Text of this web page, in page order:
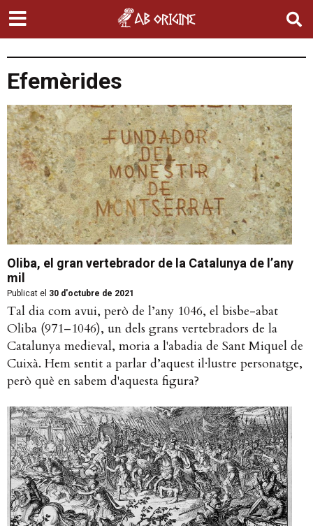
Efemèrides
Oliba, el gran vertebrador de la Catalunya de l’any
mil
Publicat el 30 d'octubre de 2021
Tal dia com avui, però de l’any 1046, el bisbe-abat
Oliba (971–1046), un dels grans vertebradors de la
Catalunya medieval, moria a l'abadia de Sant Miquel de
Cuixà. Hem sentit a parlar d’aquest il·lustre personatge,
però què en sabem d'aquesta figura?